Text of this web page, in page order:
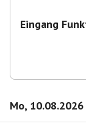
Eingang
Mo, 10.08.2026